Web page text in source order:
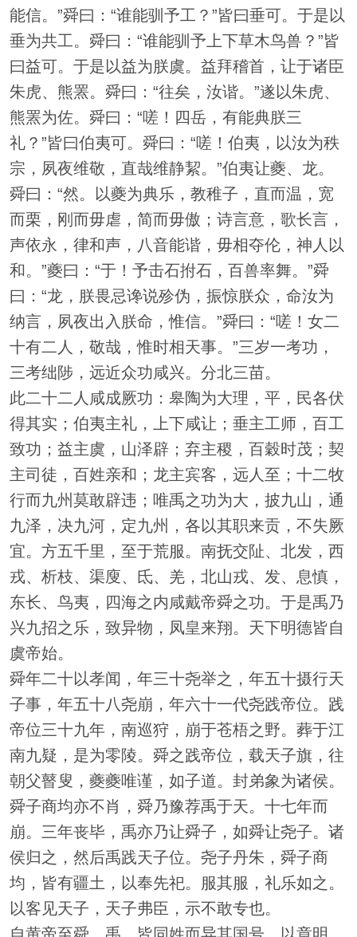
能信。”舜曰：“谁能驯予工？”皆曰垂可。于是以
垂为共工。舜曰：“谁能驯予上下草木鸟兽？”皆
曰益可。于是以益为朕虞。益拜稽首，让于诸臣
朱虎、熊罴。舜曰：“往矣，汝谐。”遂以朱虎、
熊罴为佐。舜曰：“嗟！四岳，有能典朕三
礼？”皆曰伯夷可。舜曰：“嗟！伯夷，以汝为秩
宗，夙夜维敬，直哉维静絜。”伯夷让夔、龙。
舜曰：“然。以夔为典乐，教稚子，直而温，宽
而栗，刚而毋虐，简而毋傲；诗言意，歌长言，
声依永，律和声，八音能谐，毋相夺伦，神人以
和。”夔曰：“于！予击石拊石，百兽率舞。”舜
曰：“龙，朕畏忌谗说殄伪，振惊朕众，命汝为
纳言，夙夜出入朕命，惟信。”舜曰：“嗟！女二
十有二人，敬哉，惟时相天事。”三岁一考功，
三考绌陟，远近众功咸兴。分北三苗。
此二十二人咸成厥功：皋陶为大理，平，民各伏
得其实；伯夷主礼，上下咸让；垂主工师，百工
致功；益主虞，山泽辟；弃主稷，百穀时茂；契
主司徒，百姓亲和；龙主宾客，远人至；十二牧
行而九州莫敢辟违；唯禹之功为大，披九山，通
九泽，决九河，定九州，各以其职来贡，不失厥
宜。方五千里，至于荒服。南抚交阯、北发，西
戎、析枝、渠廋、氐、羌，北山戎、发、息慎，
东长、鸟夷，四海之内咸戴帝舜之功。于是禹乃
兴九招之乐，致异物，凤皇来翔。天下明德皆自
虞帝始。
舜年二十以孝闻，年三十尧举之，年五十摄行天
子事，年五十八尧崩，年六十一代尧践帝位。践
帝位三十九年，南巡狩，崩于苍梧之野。葬于江
南九疑，是为零陵。舜之践帝位，载天子旗，往
朝父瞽叟，夔夔唯谨，如子道。封弟象为诸侯。
舜子商均亦不肖，舜乃豫荐禹于天。十七年而
崩。三年丧毕，禹亦乃让舜子，如舜让尧子。诸
侯归之，然后禹践天子位。尧子丹朱，舜子商
均，皆有疆土，以奉先祀。服其服，礼乐如之。
以客见天子，天子弗臣，示不敢专也。